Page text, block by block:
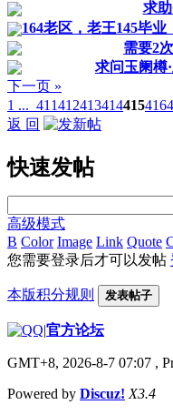
求
164老区，老王145毕
需要2
求问玉阑樽
下一页 »
1 ... 411412413414415416
返 回
快速发帖
高级模式
B Color Image Link Quote
您需要登录后才可以发帖
本版积分规则 发表帖子
|官方论坛
GMT+8, 2026-8-7 07:07 ,
Powered by Discuz! X3.4